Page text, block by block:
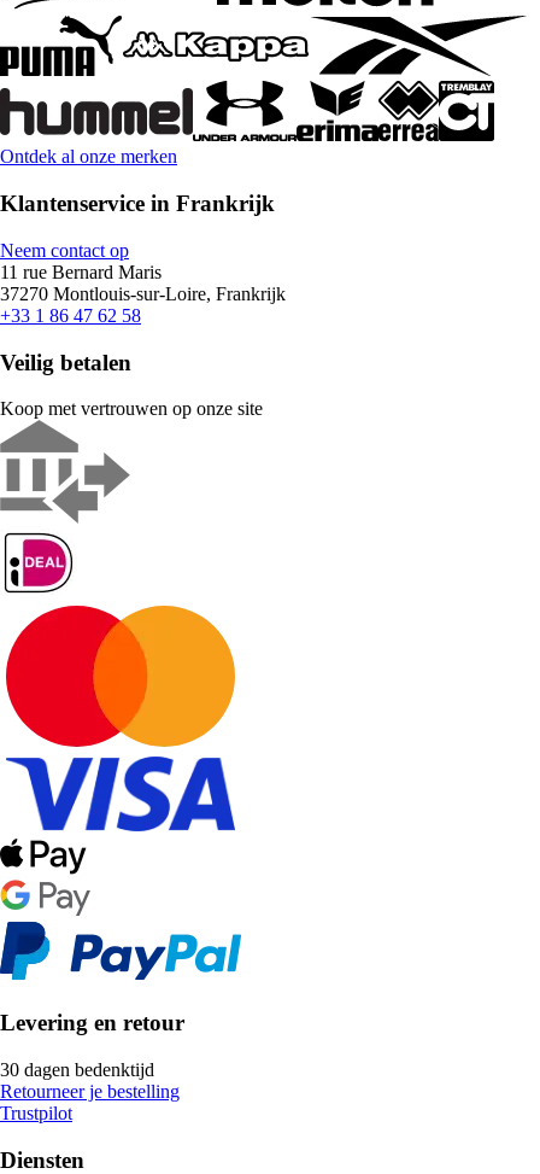
Ontdek al onze merken
Klantenservice in Frankrijk
Neem contact op
11 rue Bernard Maris
37270 Montlouis-sur-Loire, Frankrijk
+33 1 86 47 62 58
Veilig betalen
Koop met vertrouwen op onze site
Levering en retour
30 dagen bedenktijd
Retourneer je bestelling
Trustpilot
Diensten